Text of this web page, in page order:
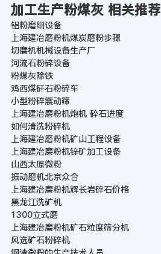
加工生产粉煤灰 相关推荐
铝粉磨细设备
上海建冶磨粉机煤炭磨粉步骤
切磨机机械设备生产厂
河流石粉碎设备
粉煤灰除铁
鸡西煤矸石粉碎车
小型粉碎震动筛
上海建冶磨粉机炮机 碎石进度
如何清洗粉碎机
上海建冶磨粉机矿山工程设备
上海建冶磨粉机锌矿加工设备
山西太原微粉
振动磨机北京众合
上海建冶磨粉机辉长岩碎石价格
黑龙江洗矿机
1300立式磨
上海建冶磨粉机矿石粒度筛分机
风选矿石粉碎机